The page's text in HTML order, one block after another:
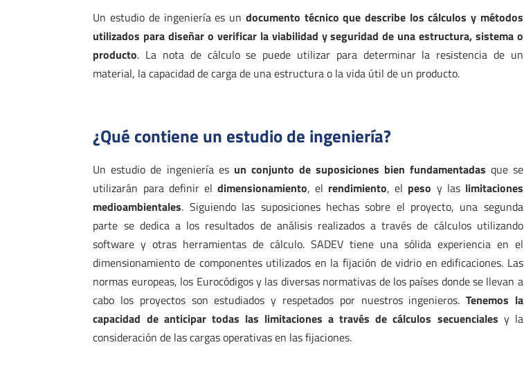
Un estudio de ingeniería es un documento técnico que describe los cálculos y métodos
utilizados para diseñar o verificar la viabilidad y seguridad de una estructura, sistema o
producto. La nota de cálculo se puede utilizar para determinar la resistencia de un
material, la capacidad de carga de una estructura o la vida útil de un producto.
¿Qué contiene un estudio de ingeniería?
Un estudio de ingeniería esun conjunto de suposiciones bien fundamentadas que se
utilizarán para definir el dimensionamiento, el rendimiento, el peso y las limitaciones
medioambientales. Siguiendo las suposiciones hechas sobre el proyecto, una segunda
parte se dedica a los resultados de análisis realizados a través de cálculos utilizando
software y otras herramientas de cálculo. SADEV tiene una sólida experiencia en el
dimensionamiento de componentes utilizados en la fijación de vidrio en edificaciones. Las
normas europeas, los Eurocódigos y las diversas normativas de los países donde se llevan a
cabo los proyectos son estudiados y respetados por nuestros ingenieros.Tenemos la
capacidad de anticipar todas las limitaciones a través de cálculos secuenciales y la
consideración de las cargas operativas en las fijaciones.